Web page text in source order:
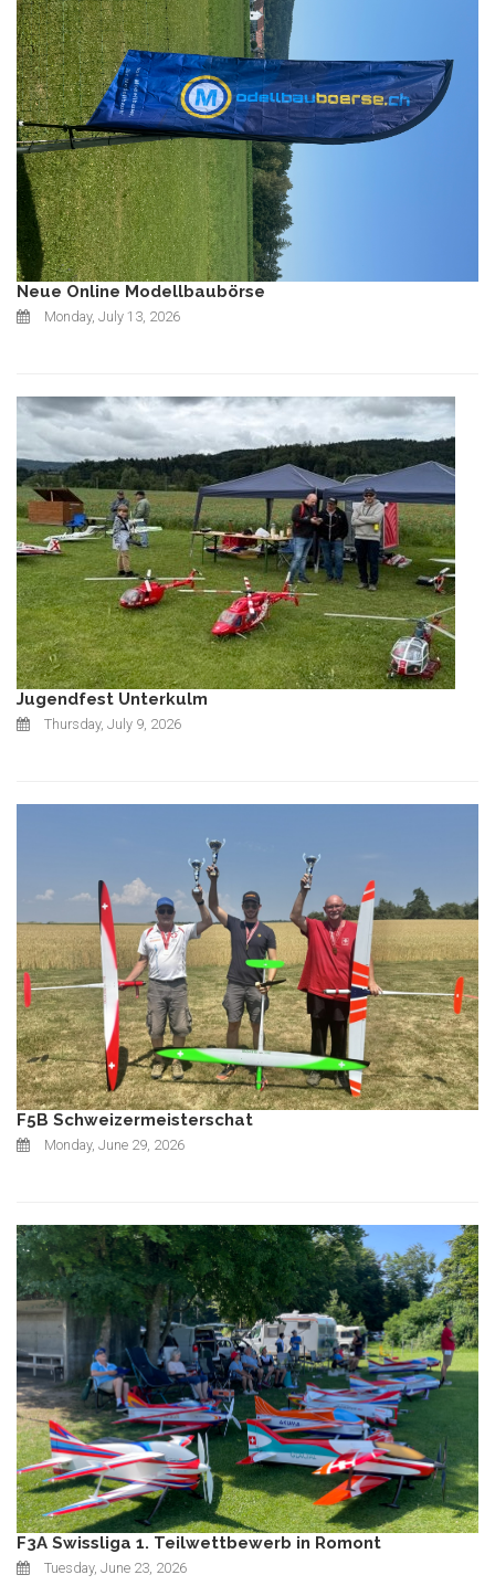
Neue Online Modellbaubörse
Monday, July 13, 2026
Jugendfest Unterkulm
Thursday, July 9, 2026
F5B Schweizermeisterschat
Monday, June 29, 2026
F3A Swissliga 1. Teilwettbewerb in Romont
Tuesday, June 23, 2026